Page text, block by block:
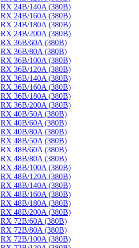
RX 24B/140A (380B)
RX 24B/160A (380B)
RX 24B/180A (380B)
RX 24B/200A (380B)
RX 36B/60A (380B)
RX 36B/80A (380B)
RX 36B/100A (380B)
RX 36B/120A (380B)
RX 36B/140A (380B)
RX 36B/160A (380B)
RX 36B/180A (380B)
RX 36B/200A (380B)
RX 40B/50A (380B)
RX 40B/60A (380B)
RX 40B/80A (380B)
RX 48B/50A (380B)
RX 48B/60A (380B)
RX 48B/80A (380B)
RX 48B/100A (380B)
RX 48B/120A (380B)
RX 48B/140A (380B)
RX 48B/160A (380B)
RX 48B/180A (380B)
RX 48B/200A (380B)
RX 72B/60A (380B)
RX 72B/80A (380B)
RX 72B/100A (380B)